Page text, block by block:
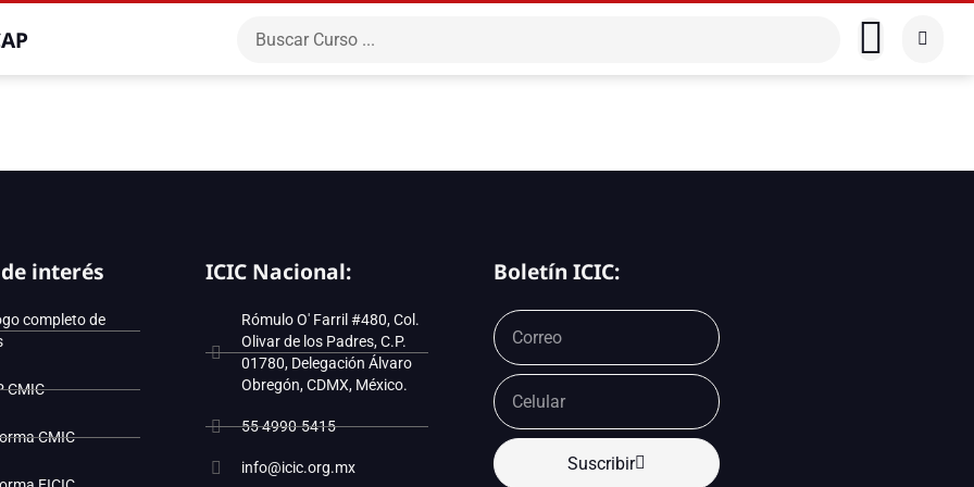
interés
completo de
CMIC
CMIC
ICIC Nacional:
Rómulo O' Farril #480, Col.
Olivar de los Padres, C.P.
01780, Delegación Álvaro
Obregón, CDMX, México.
55 4990-5415
info@icic.org.mx
Boletín ICIC:
Suscribir